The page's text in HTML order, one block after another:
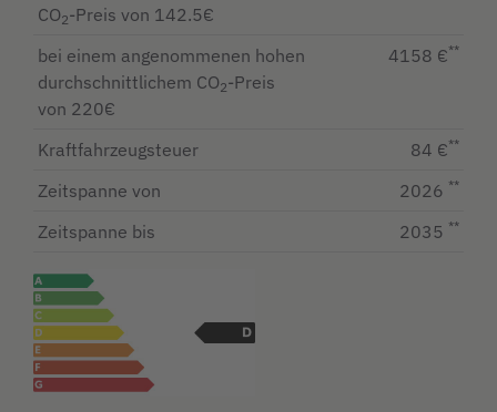
CO2-Preis von 142.5€
bei einem angenommenen hohen
durchschnittlichem CO2-Preis
von 220€
4158 €**
Kraftfahrzeugsteuer 84 €**
Zeitspanne von 2026 **
Zeitspanne bis 2035 **